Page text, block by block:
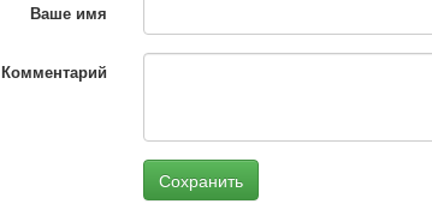
Ваше имя
Комментарий
Сохранить